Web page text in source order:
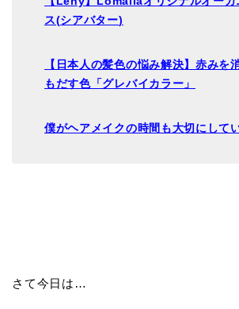
ス(シアバター)
【日本人の髪色の悩み解決】赤みを
もだす色「グレバイカラー」
僕がヘアメイクの時間も大切にして
さて今日は…